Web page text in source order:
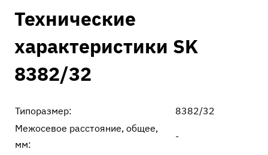
Технические
характеристики SK
8382/32
Типоразмер:
8382/32
Межосевое расстояние, общее,
мм:
-